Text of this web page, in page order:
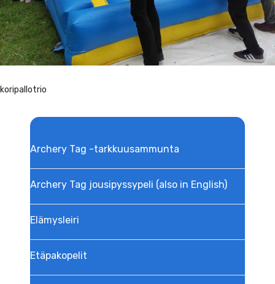
koripallotrio
Archery Tag -tarkkuusammunta
Archery Tag jousipyssypeli (also in English)
Elämysleiri
Etäpakopelit